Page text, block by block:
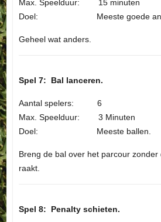
Max. Speelduur: 15 minuten
Doel: Meeste goede
Geheel wat anders.
Spel 7: Bal lanceren.
Aantal spelers: 6
Max. Speelduur: 3 Minuten
Doel: Meeste ballen.
Breng de bal over het parcour zonder
raakt.
Spel 8: Penalty schieten.